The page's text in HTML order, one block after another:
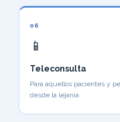
06
📱
Teleconsulta
Para aquellos pacientes y
desde la lejania